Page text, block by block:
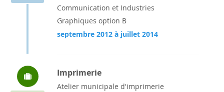
Communication et Industries
Graphiques option B
septembre 2012 à juillet 2014
Imprimerie
Atelier municipale d'imprimerie